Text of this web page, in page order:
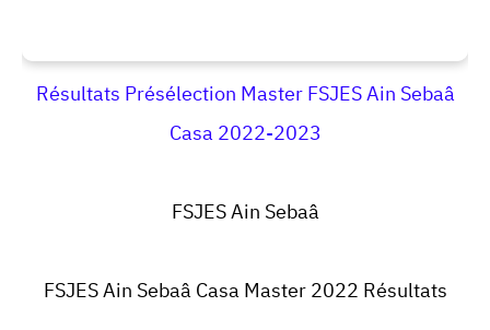
Résultats Présélection Master FSJES Ain Sebaâ
Casa 2022-2023
FSJES Ain Sebaâ
FSJES Ain Sebaâ Casa Master 2022 Résultats